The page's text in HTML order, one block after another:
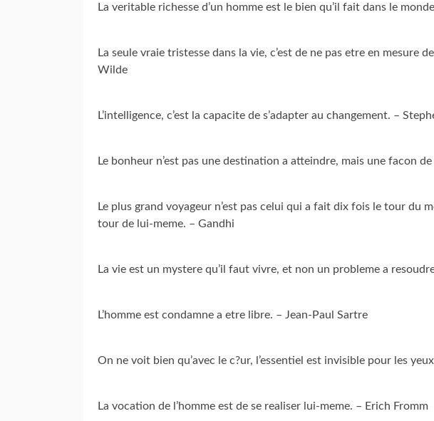
La veritable richesse d’un homme est le bien qu’il fait dans le
La seule vraie tristesse dans la vie, c’est de ne pas etre en mesure
Wilde
L’intelligence, c’est la capacite de s’adapter au changement. –
Le bonheur n’est pas une destination a atteindre, mais une facon
Le plus grand voyageur n’est pas celui qui a fait dix fois le tour du
tour de lui-meme. – Gandhi
La vie est un mystere qu’il faut vivre, et non un probleme a
L’homme est condamne a etre libre. – Jean-Paul Sartre
On ne voit bien qu’avec le c?ur, l’essentiel est invisible pour les
La vocation de l’homme est de se realiser lui-meme. – Erich Fromm